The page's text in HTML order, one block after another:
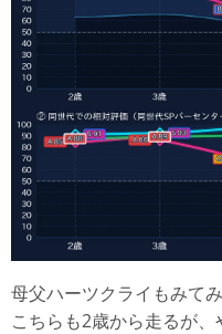
母父ハーツクライもみてみ
こちらも2歳から走るが、